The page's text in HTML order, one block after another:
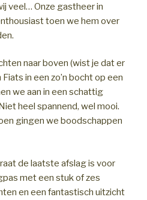
veel… Onze gastheer in
toen we hem over
naar boven (wist je dat er
in een zo’n bocht op een
we aan in een schattig
heel spannend, wel mooi.
gingen we boodschappen
de laatste afslag is voor
met een stuk of zes
en een fantastisch uitzicht